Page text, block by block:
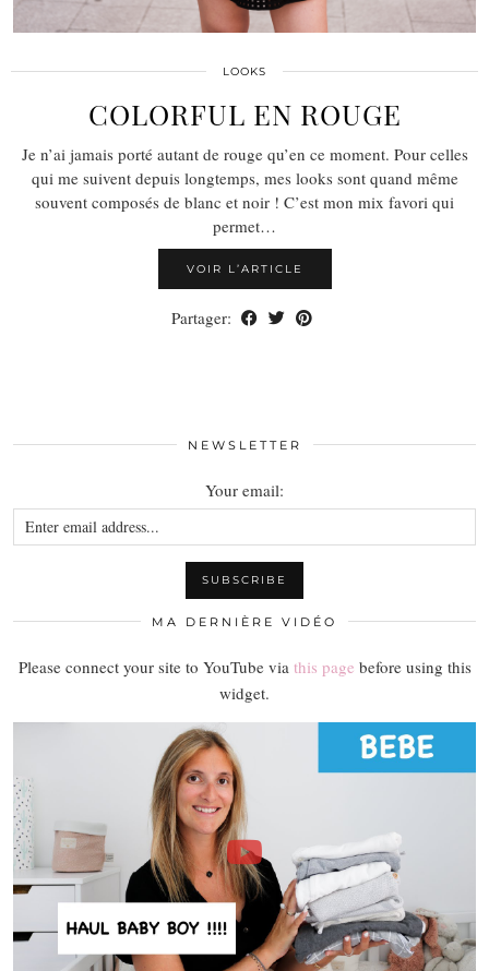
LOOKS
COLORFUL EN ROUGE
Je n’ai jamais porté autant de rouge qu’en ce moment. Pour celles
qui me suivent depuis longtemps, mes looks sont quand même
souvent composés de blanc et noir ! C’est mon mix favori qui
permet…
VOIR L’ARTICLE
Partager:
NEWSLETTER
Your email:
MA DERNIÈRE VIDÉO
Please connect your site to YouTube via this page before using this
widget.